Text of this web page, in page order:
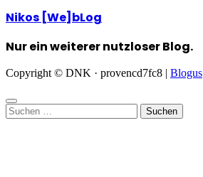
Nikos [We]bLog
Nur ein weiterer nutzloser Blog.
Copyright © DNK · provencd7fc8 | Blogus
Suchen
nach: